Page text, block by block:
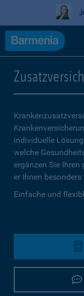
individuelle
welche
ergänzen Sie
er Ihnen
Einfache und